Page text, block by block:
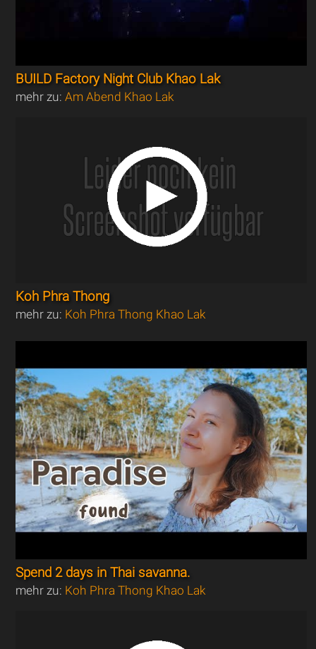
BUILD Factory Night Club Khao Lak
mehr zu:Am Abend Khao Lak
Koh Phra Thong
mehr zu: Koh Phra Thong Khao Lak
Spend 2 days in Thai savanna.
mehr zu: Koh Phra Thong Khao Lak